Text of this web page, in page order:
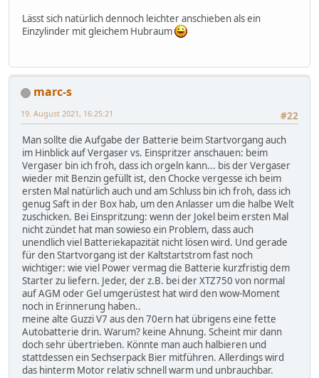
Lässt sich natürlich dennoch leichter anschieben als ein
Einzylinder mit gleichem Hubraum
marc-s
#22
19. August 2021, 16:25:21
Man sollte die Aufgabe der Batterie beim Startvorgang auch
im Hinblick auf Vergaser vs. Einspritzer anschauen: beim
Vergaser bin ich froh, dass ich orgeln kann... bis der Vergaser
wieder mit Benzin gefüllt ist, den Chocke vergesse ich beim
ersten Mal natürlich auch und am Schluss bin ich froh, dass ich
genug Saft in der Box hab, um den Anlasser um die halbe Welt
zuschicken. Bei Einspritzung: wenn der Jokel beim ersten Mal
nicht zündet hat man sowieso ein Problem, dass auch
unendlich viel Batteriekapazität nicht lösen wird. Und gerade
für den Startvorgang ist der Kaltstartstrom fast noch
wichtiger: wie viel Power vermag die Batterie kurzfristig dem
Starter zu liefern. Jeder, der z.B. bei der XTZ750 von normal
auf AGM oder Gel umgerüstest hat wird den wow-Moment
noch in Erinnerung haben..
meine alte Guzzi V7 aus den 70ern hat übrigens eine fette
Autobatterie drin. Warum? keine Ahnung. Scheint mir dann
doch sehr übertrieben. Könnte man auch halbieren und
stattdessen ein Sechserpack Bier mitführen. Allerdings wird
das hinterm Motor relativ schnell warm und unbrauchbar.